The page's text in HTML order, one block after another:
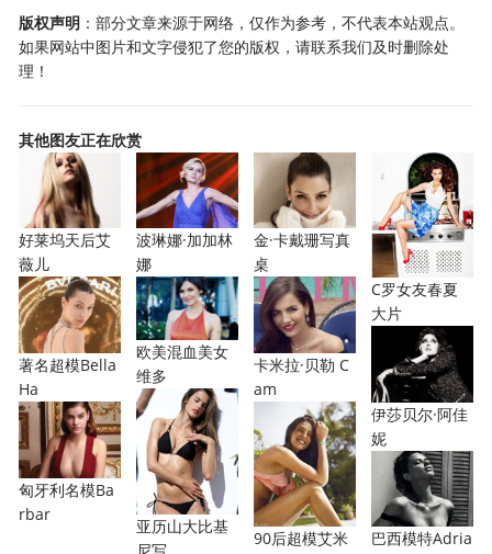
版权声明 ：部分文章来源于网络，仅作为参考，不代表本站观点。
如果网站中图片和文字侵犯了您的版权，请联系我们及时删除处
理！
其他图友正在欣赏
好莱坞天后艾
薇儿
著名超模Bella
Ha
匈牙利名模Ba
rbar
波琳娜·加加林
娜
欧美混血美女
维多
亚历山大比基
金·卡戴珊写真
桌
卡米拉·贝勒 C
am
90后超模艾米
C罗女友春夏
大片
伊莎贝尔·阿佳
妮
巴西模特Adria